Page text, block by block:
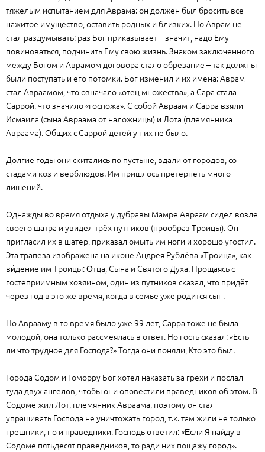
тяжёлым испытанием для Аврама: он должен был бросить всё
нажитое имущество, оставить родных и близких. Но Аврам не
стал раздумывать: раз Бог приказывает – значит, надо Ему
повиноваться, подчинить Ему свою жизнь. Знаком заключенного
между Богом и Аврамом договора стало обрезание – так должны
были поступать и его потомки. Бог изменил и их имена: Аврам
стал Авраамом, что означало «отец множества», а Сара стала
Саррой, что значило «госпожа». С собой Авраам и Сарра взяли
Исмаила (сына Авраама от наложницы) и Лота (племянника
Авраама). Общих с Саррой детей у них не было.
Долгие годы они скитались по пустыне, вдали от городов, со
стадами коз и верблюдов. Им пришлось претерпеть много
лишений.
Однажды во время отдыха у дубравы Мамре Авраам сидел возле
своего шатра и увидел трёх путников (прообраз Троицы). Он
пригласил их в шатёр, приказал омыть им ноги и хорошо угостил.
Эта трапеза изображена на иконе Андрея Рублёва «Τроица», как
ви́дение им Троицы: Οтца, Сына и Святого Духа. Прощаясь с
гостеприимным хозяином, один из путников сказал, что придёт
через год в это же время, когда в семье уже родится сын.
Но Аврааму в то время было уже 99 лет, Сарра тоже не была
молодой, она только рассмеялась в ответ. Но гость сказал: «Есть
ли что трудное для Господа?» Тогда они поняли, Кто это был.
Города Содом и Гоморру Бог хотел наказать за грехи и послал
туда двух ангелов, чтобы они оповестили праведников об этом. В
Содоме жил Лот, племянник Авраама, поэтому он стал
упрашивать Господа не уничтожать город, т.к. там жили не только
грешники, но и праведники. Господь ответил: «Εсли Я найду в
Содоме пятьдесят праведникοв, то ради них пощажу гοрοд».